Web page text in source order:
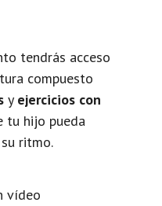
tendrás acceso
compuesto
y ejercicios con
tu hijo pueda
ritmo.